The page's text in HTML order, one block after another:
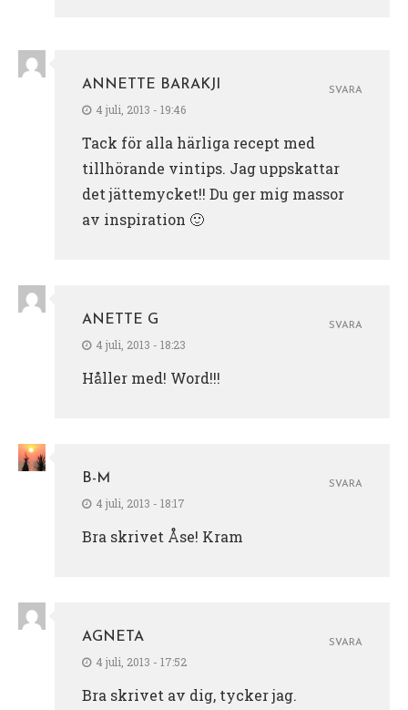
ANNETTE BARAKJI
4 juli, 2013 - 19:46
Tack för alla härliga recept med
tillhörande vintips. Jag uppskattar
det jättemycket!! Du ger mig massor
av inspiration 🙂
SVARA
ANETTE G
4 juli, 2013 - 18:23
Håller med! Word!!!
SVARA
B-M
4 juli, 2013 - 18:17
Bra skrivet Åse! Kram
SVARA
AGNETA
4 juli, 2013 - 17:52
Bra skrivet av dig, tycker jag.
SVARA